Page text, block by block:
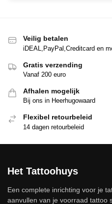
Veilig betalen
iDEAL,PayPal,Creditcard en
Gratis verzending
Vanaf 200 euro
Afhalen mogelijk
Bij ons in Heerhugowaard
Flexibel retourbeleid
14 dagen retourbeleid
Het Tattoohuys
Een complete inrichting voor je
aanvullen van je voorraad tattoo